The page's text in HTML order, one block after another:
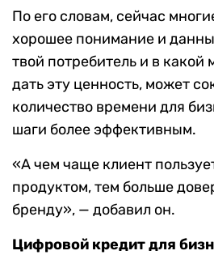
По его словам, сейчас
хорошее понимание и
твой потребитель и в
дать эту ценность, может
количество времени для
шаги более эффективным.
«А чем чаще клиент
продуктом, тем больше
бренду», — добавил он.
Цифровой кредит для